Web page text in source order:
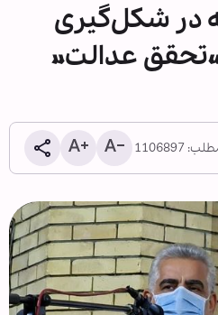
در شکل‌گیری
عدالت»
1106897